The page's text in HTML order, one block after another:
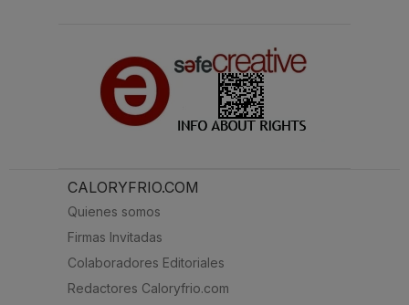
CALORYFRIO.COM
Quienes somos
Firmas Invitadas
Colaboradores Editoriales
Redactores Caloryfrio.com